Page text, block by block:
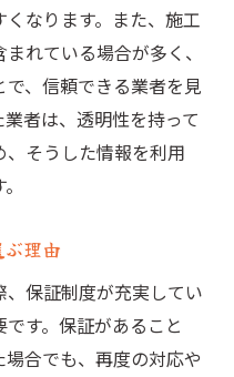
なります。また、施工
れている場合が多く、
、信頼できる業者を見
者は、透明性を持って
そうした情報を利用
理由
保証制度が充実してい
す。保証があること
合でも、再度の対応や